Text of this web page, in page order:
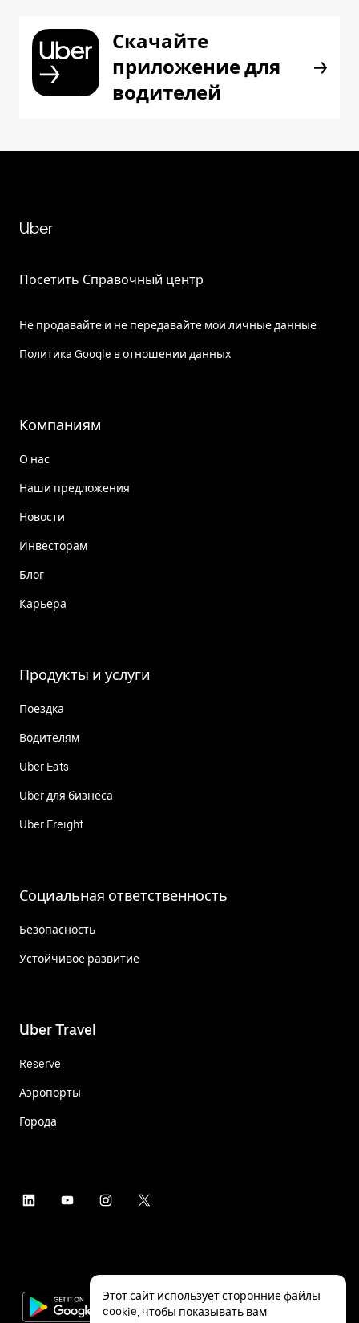
Скачайте
приложение для
водителей
Uber
Посетить Справочный центр
Не продавайте и не передавайте мои личные данные
Политика Google в отношении данных
Компаниям
О нас
Наши предложения
Новости
Инвесторам
Блог
Карьера
Продукты и услуги
Поездка
Водителям
Uber Eats
Uber для бизнеса
Uber Freight
Социальная ответственность
Безопасность
Устойчивое развитие
Uber Travel
Reserve
Аэропорты
Города
Этот сайт использует сторонние файлы
cookie, чтобы показывать вам